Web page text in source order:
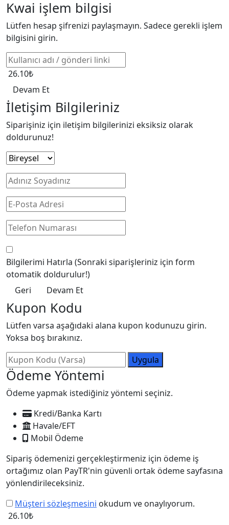
Kwai işlem bilgisi
Lütfen hesap şifrenizi paylaşmayın. Sadece gerekli işlem
bilgisini girin.
26.10₺
Devam Et
İletişim Bilgileriniz
Siparişiniz için iletişim bilgilerinizi eksiksiz olarak
doldurunuz!
Bilgilerimi Hatırla (Sonraki siparişleriniz için form
otomatik doldurulur!)
Geri
Devam Et
Kupon Kodu
Lütfen varsa aşağıdaki alana kupon kodunuzu girin.
Yoksa boş bırakınız.
Uygula
Ödeme Yöntemi
Ödeme yapmak istediğiniz yöntemi seçiniz.
Kredi/Banka Kartı
Havale/EFT
Mobil Ödeme
Sipariş ödemenizi gerçekleştirmeniz için ödeme iş
ortağımız olan PayTR'nin güvenli ortak ödeme sayfasına
yönlendirileceksiniz.
Müşteri sözleşmesini okudum ve onaylıyorum.
26.10₺